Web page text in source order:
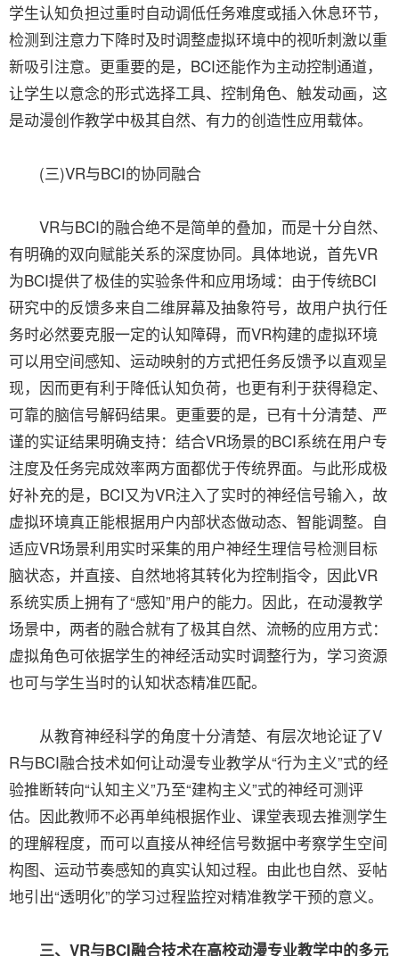
学生认知负担过重时自动调低任务难度或插入休息环节，
检测到注意力下降时及时调整虚拟环境中的视听刺激以重
新吸引注意。更重要的是，BCI还能作为主动控制通道，
让学生以意念的形式选择工具、控制角色、触发动画，这
是动漫创作教学中极其自然、有力的创造性应用载体。
(三)VR与BCI的协同融合
VR与BCI的融合绝不是简单的叠加，而是十分自然、
有明确的双向赋能关系的深度协同。具体地说，首先VR
为BCI提供了极佳的实验条件和应用场域：由于传统BCI
研究中的反馈多来自二维屏幕及抽象符号，故用户执行任
务时必然要克服一定的认知障碍，而VR构建的虚拟环境
可以用空间感知、运动映射的方式把任务反馈予以直观呈
现，因而更有利于降低认知负荷，也更有利于获得稳定、
可靠的脑信号解码结果。更重要的是，已有十分清楚、严
谨的实证结果明确支持：结合VR场景的BCI系统在用户专
注度及任务完成效率两方面都优于传统界面。与此形成极
好补充的是，BCI又为VR注入了实时的神经信号输入，故
虚拟环境真正能根据用户内部状态做动态、智能调整。自
适应VR场景利用实时采集的用户神经生理信号检测目标
脑状态，并直接、自然地将其转化为控制指令，因此VR
系统实质上拥有了“感知”用户的能力。因此，在动漫教学
场景中，两者的融合就有了极其自然、流畅的应用方式：
虚拟角色可依据学生的神经活动实时调整行为，学习资源
也可与学生当时的认知状态精准匹配。
从教育神经科学的角度十分清楚、有层次地论证了V
R与BCI融合技术如何让动漫专业教学从“行为主义”式的经
验推断转向“认知主义”乃至“建构主义”式的神经可测评
估。因此教师不必再单纯根据作业、课堂表现去推测学生
的理解程度，而可以直接从神经信号数据中考察学生空间
构图、运动节奏感知的真实认知过程。由此也自然、妥帖
地引出“透明化”的学习过程监控对精准教学干预的意义。
三、VR与BCI融合技术在高校动漫专业教学中的多元